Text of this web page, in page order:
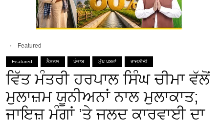
Featured
Featured ਨੈਸ਼ਨਲ ਪੰਜਾਬ ਮੁੱਖ ਖਬਰਾਂ ਰਾਜਨੀਤੀ
ਵਿੱਤ ਮੰਤਰੀ ਹਰਪਾਲ ਸਿੰਘ ਚੀਮਾ ਵੱਲੋਂ
ਮੁਲਾਜ਼ਮ ਯੂਨੀਅਨਾਂ ਨਾਲ ਮੁਲਾਕਾਤ;
ਜਾਇਜ਼ ਮੰਗਾਂ ’ਤੇ ਜਲਦ ਕਾਰਵਾਈ ਦਾ